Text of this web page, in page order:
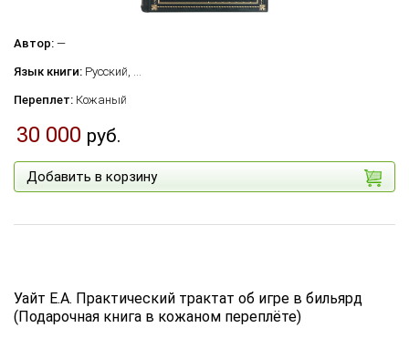
Автор: —
Язык книги: Русский, ...
Переплет: Кожаный
30 000 руб.
Добавить в корзину
Уайт Е.А. Практический трактат об игре в бильярд
(Подарочная книга в кожаном переплёте)